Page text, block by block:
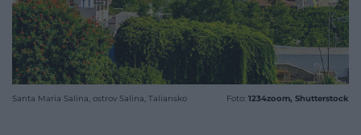
Santa Maria Salina, ostrov Salina, Taliansko Foto: 1234zoom, Shutterstock